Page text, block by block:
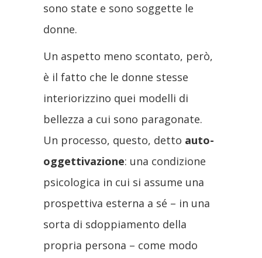
sono state e sono soggette le
donne.
Un aspetto meno scontato, però,
è il fatto che le donne stesse
interiorizzino quei modelli di
bellezza a cui sono paragonate.
Un processo, questo, detto auto-
oggettivazione: una condizione
psicologica in cui si assume una
prospettiva esterna a sé – in una
sorta di sdoppiamento della
propria persona – come modo